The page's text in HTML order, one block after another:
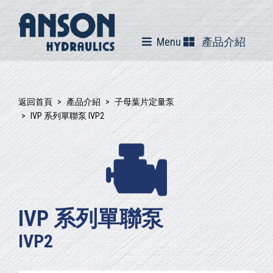
Menu 產品介紹
返回首頁 產品介紹
子母葉片定量泵
IVP 系列單聯泵 IVP2
IVP 系列單聯泵
IVP2